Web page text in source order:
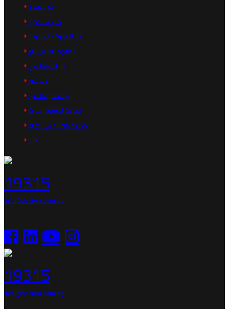
صن ست ٤
صن ست مول
برج الصفوة - البطراوى
الصفوة اليجانس تاور
برج النخبة الطبي
تريد سنتر
برج الصفوة الطبي
مدرسة الصفوة الدولية
مدرسة مافريكس الدولية
بيرل
19315
info@alsafwa.com.eg
19315
info@alsafwa.com.eg